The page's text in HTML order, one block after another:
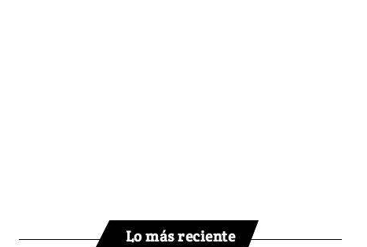
Lo más reciente